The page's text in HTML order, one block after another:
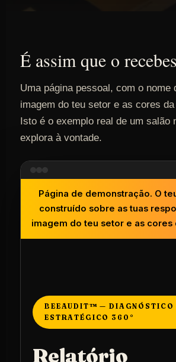
É assim que o recebes
Uma página pessoal, com o nome
imagem do teu setor e as cores
Isto é o exemplo real de um salão
explora à vontade.